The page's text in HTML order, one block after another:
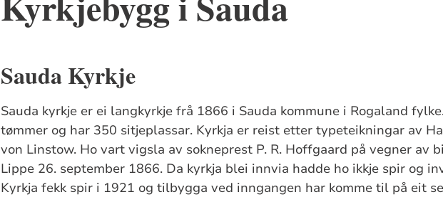
Sauda Kyrkje
Sauda kyrkje er ei langkyrkje frå 1866 i Sauda kommune i Rogaland
tømmer og har 350 sitjeplassar. Kyrkja er reist etter typeteikningar av
von Linstow. Ho vart vigsla av sokneprest P. R. Hoffgaard på vegner av
Lippe 26. september 1866. Da kyrkja blei innvia hadde ho ikkje spir og
Kyrkja fekk spir i 1921 og tilbygga ved inngangen har komme til på eit